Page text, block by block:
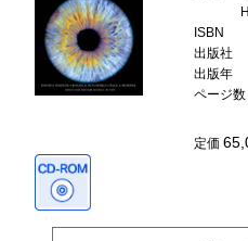
ISBN
出版社
出版年
ページ数
定価